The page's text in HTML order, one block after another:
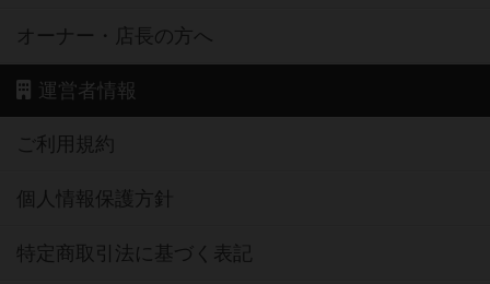
オーナー・店長の方へ
運営者情報
ご利用規約
個人情報保護方針
特定商取引法に基づく表記